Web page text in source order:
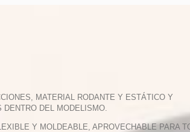
MATERIAL RODANTE Y ESTÁTICO Y
DEL MODELISMO.
Y MOLDEABLE, APROVECHABLE PARA